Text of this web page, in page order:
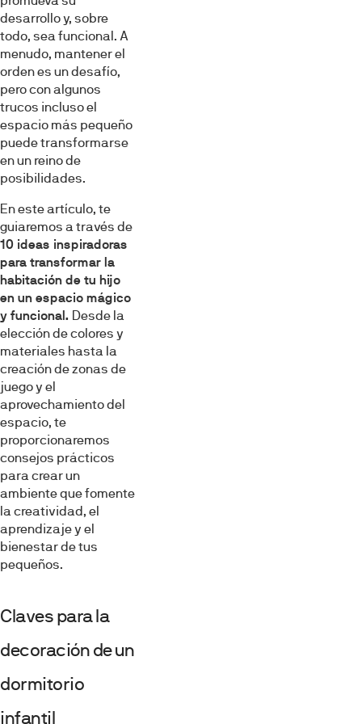
desarrollo y, sobre
todo, sea funcional. A
menudo, mantener el
orden es un desafío,
pero con algunos
trucos incluso el
espacio más pequeño
puede transformarse
en un reino de
posibilidades.
En este artículo, te
guiaremos a través de
10 ideas inspiradoras
para transformar la
habitación de tu hijo
en un espacio mágico
y funcional. Desde la
elección de colores y
materiales hasta la
creación de zonas de
juego y el
aprovechamiento del
espacio, te
proporcionaremos
consejos prácticos
para crear un
ambiente que fomente
la creatividad, el
aprendizaje y el
bienestar de tus
pequeños.
Claves para la
decoración de un
dormitorio
infantil